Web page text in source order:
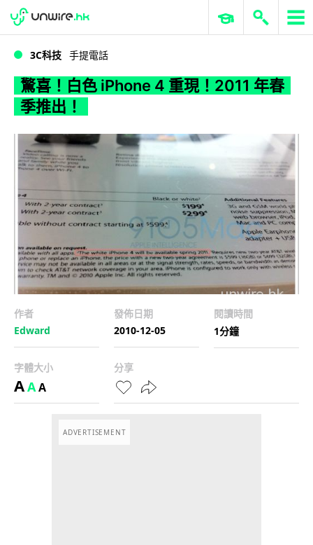
WWDC 2026 ERP 與商業 AI
3C科技 手提電話
驚喜！白色 iPhone 4 重現！2011 年春
季推出！
作者
Edward
發佈日期
2010-12-05
閱讀時間
1分鐘
字體大小
AAA
分享
ADVERTISEMENT